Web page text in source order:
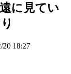
に見てい
20 18:27